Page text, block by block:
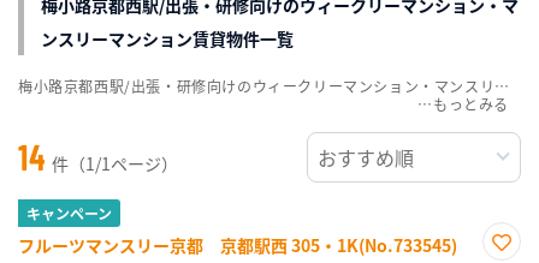
ンスリーマンション賃貸物件一覧
14 件（1/1ページ）
キャンペーン
フルーツマンスリー京都 京都駅西 305・1K(No.733545)
梅小路京都西駅/出張・研修向けのウィークリーマンション・マンスリーマンション賃貸物件一覧を、14件掲載中。敷金・礼金無料、家具・家電付をご紹介。こだわり条件での絞込みも簡単！
…